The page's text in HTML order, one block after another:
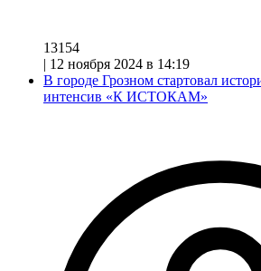
13154
| 12 ноября 2024 в 14:19
В городе Грозном стартовал
интенсив «К ИСТОКАМ»